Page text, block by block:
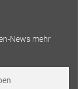
News mehr